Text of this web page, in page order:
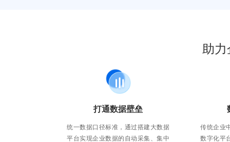
助
打通数据壁垒
统一数据口径标准，通过搭建大数据
平台实现企业数据的自动采集、集中
传统企业
数字化平